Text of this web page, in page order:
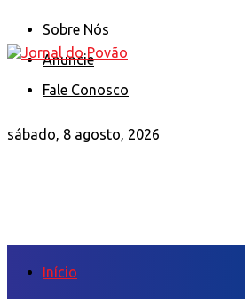
Sobre Nós
Anuncie
Fale Conosco
sábado, 8 agosto, 2026
Início